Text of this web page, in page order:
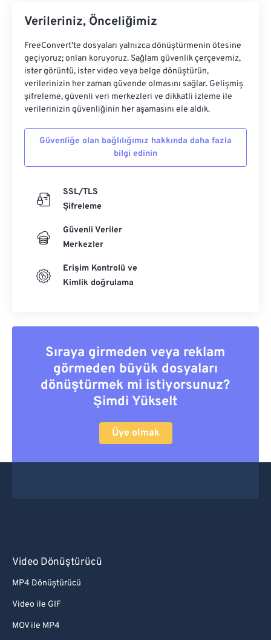
Verileriniz, Önceliğimiz
FreeConvert'te dosyaları yalnızca dönüştürmenin ötesine
geçiyoruz; onları koruyoruz. Sağlam güvenlik çerçevemiz,
ister görüntü, ister video veya belge dönüştürün,
verilerinizin her zaman güvende olmasını sağlar. Gelişmiş
şifreleme, güvenli veri merkezleri ve dikkatli izleme ile
verilerinizin güvenliğinin her aşamasını ele aldık.
Güvenliğe olan bağlılığımız hakkında daha fazla
bilgi edinin
SSL/TLS
Şifreleme
Güvenli Veriler
Merkezler
Erişim Kontrolü ve
Kimlik doğrulama
Sıraya girmeden veya reklam
görmeden büyük dosyaları
dönüştürmek mi istiyorsunuz?
Şimdi Yükselt
Üye olmak
Video Dönüştürücü
MP4 Dönüştürücü
Video ile GIF
MOV ile MP4